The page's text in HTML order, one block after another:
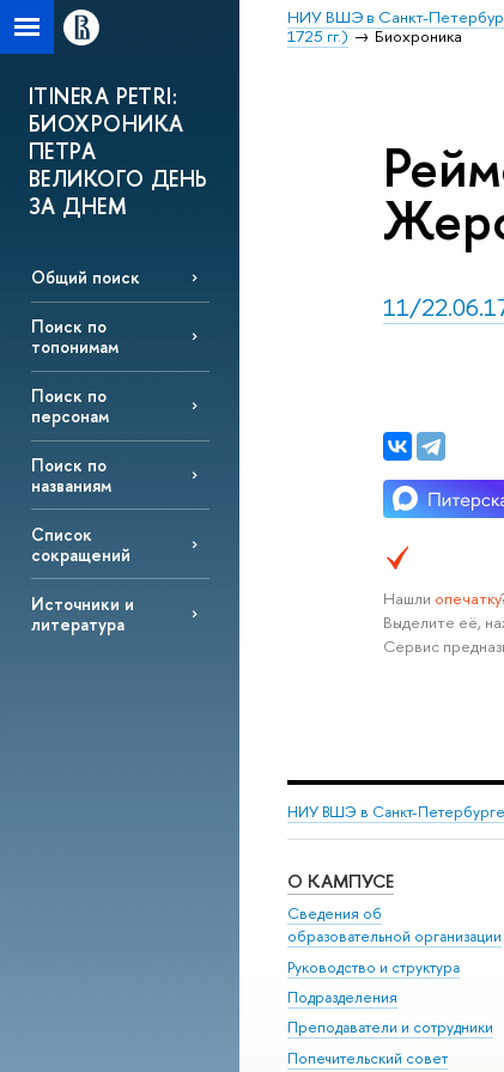
НИУ ВШЭ в Санкт-
1725 гг.)
Биохроника
ITINERA PETRI:
БИОХРОНИКА
ПЕТРА
ВЕЛИКОГО ДЕНЬ
ЗА ДНЕМ
Общий поиск
Поиск по
топонимам
Поиск по
персонам
Поиск по
названиям
Список
сокращений
Источники и
литература
11/
Нашли опечатку
Выделите её,
Сервис
НИУ ВШЭ в Санкт-Петербурге
О КАМПУСЕ
Сведения об
образовательной организации
Руководство и структура
Подразделения
Преподаватели и сотрудники
Попечительский совет